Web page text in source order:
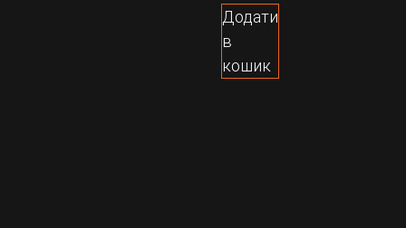
Додати
в
кошик